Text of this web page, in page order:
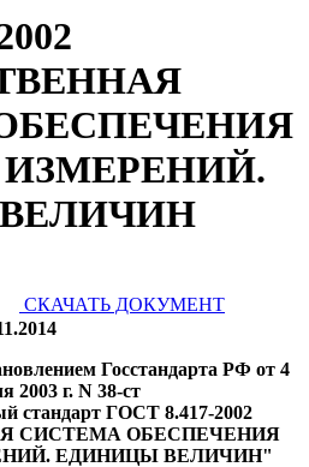
СКАЧАТЬ ДОКУМЕНТ
Госстандарта РФ от 4
2003 г. N 38-ст
стандарт ГОСТ 8.417-2002
СИСТЕМА ОБЕСПЕЧЕНИЯ
ЕДИНИЦЫ ВЕЛИЧИН"